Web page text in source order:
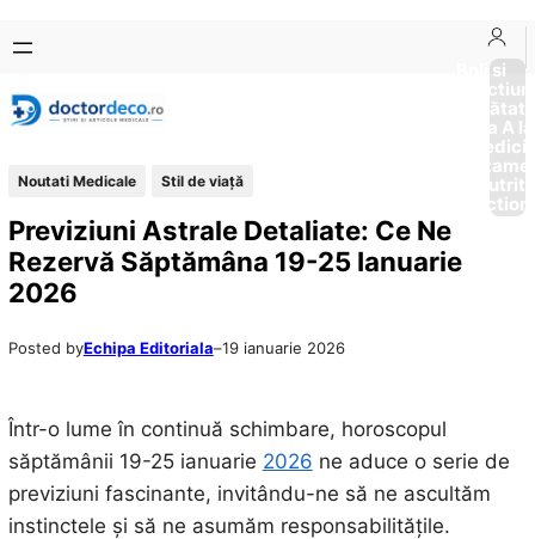
conținut
content
Boli si
Afectiuni
Sănătate
de la A
Noutati Medicale Stil de viaţă
Previziuni Astrale Detaliate: Ce Ne
Rezervă Săptămâna 19-25 Ianuarie
2026
Posted byEchipa Editoriala–19 ianuarie 2026
Într-o lume în continuă schimbare, horoscopul
săptămânii 19-25 ianuarie 2026 ne aduce o serie de
previziuni fascinante, invitându-ne să ne ascultăm
instinctele și să ne asumăm responsabilitățile.